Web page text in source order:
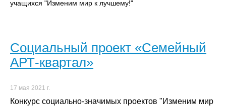
учащихся "Изменим мир к лучшему!"
Социальный проект «Семейный
АРТ-квартал»
17 мая 2021 г.
Конкурс социально-значимых проектов "Изменим мир